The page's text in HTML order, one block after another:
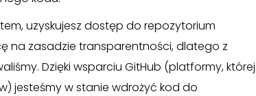
uzyskujesz dostęp do repozytorium
na zasadzie transparentności, dlatego z
Dzięki wsparciu GitHub (platformy, której
jesteśmy w stanie wdrożyć kod do